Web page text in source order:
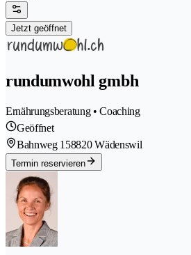
Jetzt geöffnet
rundumwohl gmbh
Ernährungsberatung • Coaching
Geöffnet
Bahnweg 158820 Wädenswil
Termin reservieren